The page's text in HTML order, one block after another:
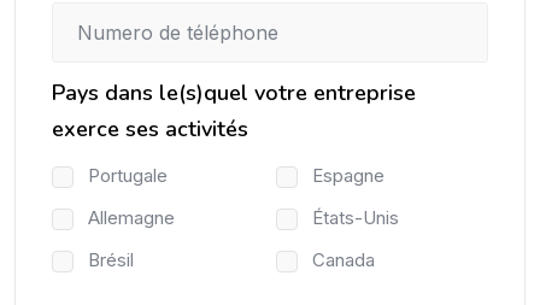
Pays dans le(s)quel votre entreprise
exerce ses activités
Portugale
Espagne
Allemagne
États-Unis
Brésil
Canada